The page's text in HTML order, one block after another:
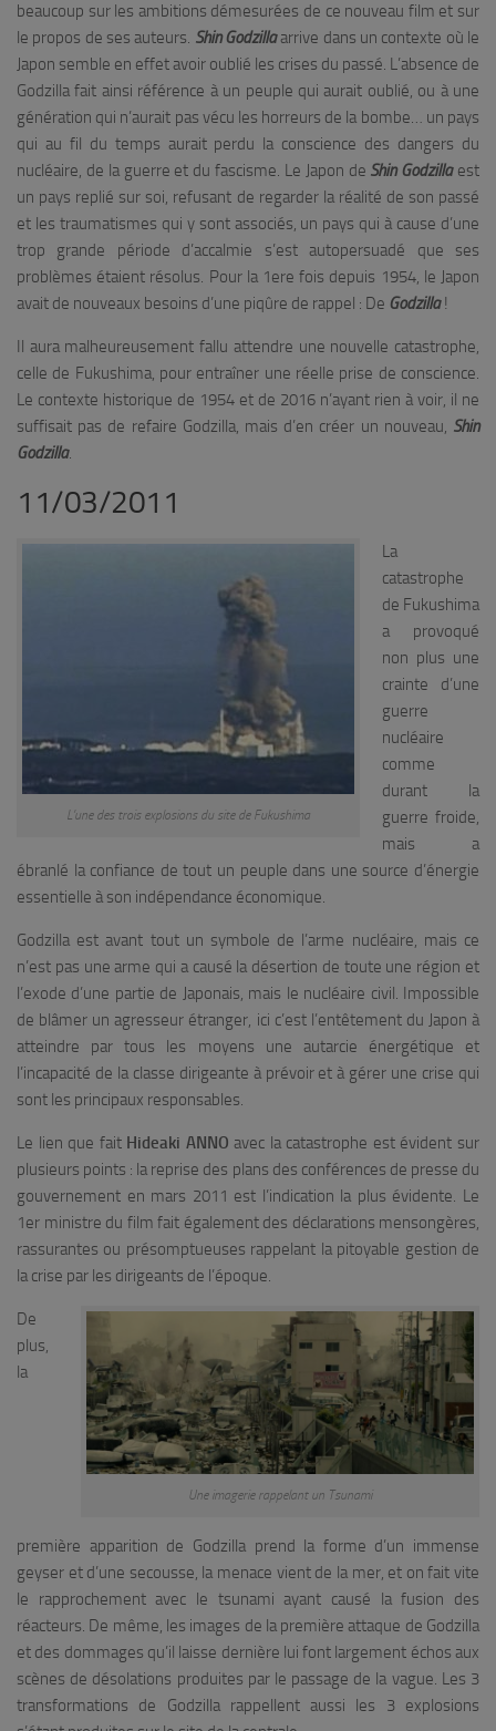
beaucoup sur les ambitions démesurées de ce nouveau film et sur
le propos de ses auteurs. Shin Godzillaarrive dans un contexte où le
Japon semble en effet avoir oublié les crises du passé. L’absence de
Godzilla fait ainsi référence à un peuple qui aurait oublié, ou à une
génération qui n’aurait pas vécu les horreurs de la bombe… un pays
qui au fil du temps aurait perdu la conscience des dangers du
nucléaire, de la guerre et du fascisme. Le Japon de Shin Godzillaest
un pays replié sur soi, refusant de regarder la réalité de son passé
et les traumatismes qui y sont associés, un pays qui à cause d’une
trop grande période d’accalmie s’est autopersuadé que ses
problèmes étaient résolus. Pour la 1ere fois depuis 1954, le Japon
avait de nouveaux besoins d’une piqûre de rappel : De Godzilla!
Il aura malheureusement fallu attendre une nouvelle catastrophe,
celle de Fukushima, pour entraîner une réelle prise de conscience.
Le contexte historique de 1954 et de 2016 n’ayant rien à voir, il ne
suffisait pas de refaire Godzilla, mais d’en créer un nouveau, Shin
Godzilla.
11/03/2011
L’une des trois explosions du site de Fukushima
La
catastrophe
de Fukushima
a provoqué
non plus une
crainte d’une
guerre
nucléaire
comme
durant la
guerre froide,
mais a
ébranlé la confiance de tout un peuple dans une source d’énergie
essentielle à son indépendance économique.
Godzilla est avant tout un symbole de l’arme nucléaire, mais ce
n’est pas une arme qui a causé la désertion de toute une région et
l’exode d’une partie de Japonais, mais le nucléaire civil. Impossible
de blâmer un agresseur étranger, ici c’est l’entêtement du Japon à
atteindre par tous les moyens une autarcie énergétique et
l’incapacité de la classe dirigeante à prévoir et à gérer une crise qui
sont les principaux responsables.
Le lien que fait Hideaki ANNO avec la catastrophe est évident sur
plusieurs points : la reprise des plans des conférences de presse du
gouvernement en mars 2011 est l’indication la plus évidente. Le
1er ministre du film fait également des déclarations mensongères,
rassurantes ou présomptueuses rappelant la pitoyable gestion de
la crise par les dirigeants de l’époque.
Une imagerie rappelant un Tsunami
De
plus,
la
première apparition de Godzilla prend la forme d’un immense
geyser et d’une secousse, la menace vient de la mer, et on fait vite
le rapprochement avec le tsunami ayant causé la fusion des
réacteurs. De même, les images de la première attaque de Godzilla
et des dommages qu’il laisse dernière lui font largement échos aux
scènes de désolations produites par le passage de la vague. Les 3
transformations de Godzilla rappellent aussi les 3 explosions